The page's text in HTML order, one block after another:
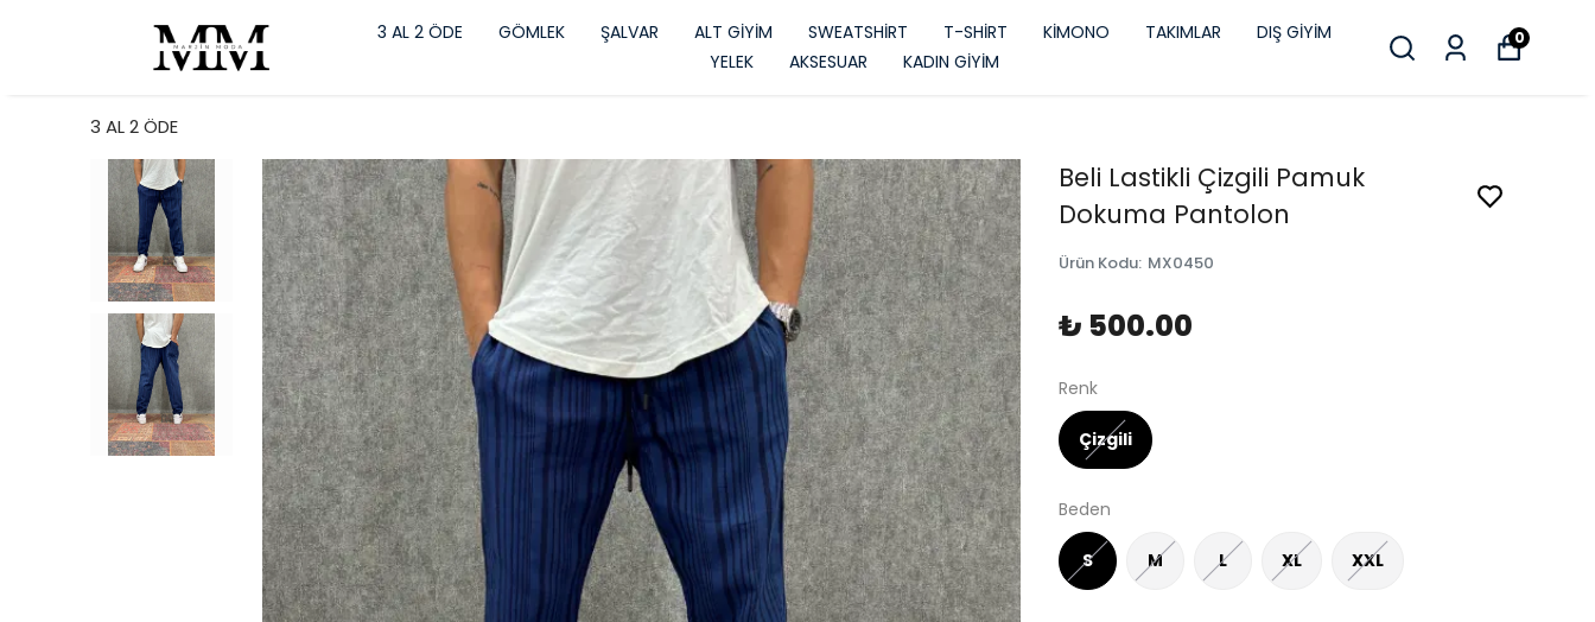
3 AL 2 ÖDE GÖMLEK ŞALVAR ALT GİYİM SWEATSHİRT T-SHİRT KİMONO TAKIMLAR
DIŞ GİYİM
YELEK
AKSESUAR KADIN GİYİM
0
3 AL 2 ÖDE
Beli Lastikli Çizgili Pamuk
Dokuma Pantolon
Ürün Kodu: MX0450
₺ 500.00
Renk
Çizgili
Beden
S M L XL XXL